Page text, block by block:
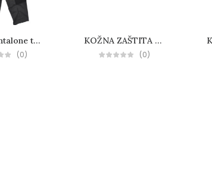
Radne pantalone tregerice BIZZ
(0)
KOŽNA ZAŠTITA ZA OBUĆU
(0)